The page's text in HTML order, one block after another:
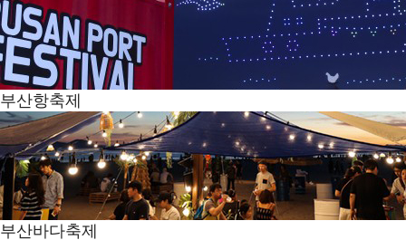
부산항축제
부산바다축제